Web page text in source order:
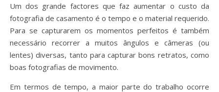
Um dos grande factores que faz aumentar o custo da
fotografia de casamento é o tempo e o material requerido.
Para se capturarem os momentos perfeitos é também
necessário recorrer a muitos ângulos e câmeras (ou
lentes) diversas, tanto para capturar bons retratos, como
boas fotografias de movimento.
Em termos de tempo, a maior parte do trabalho ocorre